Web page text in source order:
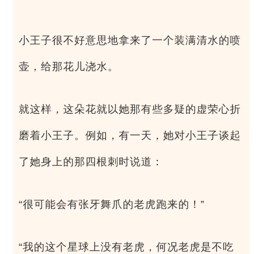
小王子很不好意思地拿来了一个装满清水的喷
壶，给那花儿浇水。
就这样，这朵花就以她那有些多疑的虚荣心折
磨着小王子。例如，有一天，她对小王子谈起
了她身上的那四根刺时说道：
“很可能会有张牙舞爪的老虎跑来的！”
“我的这个星球上没有老虎，何况老虎是不吃